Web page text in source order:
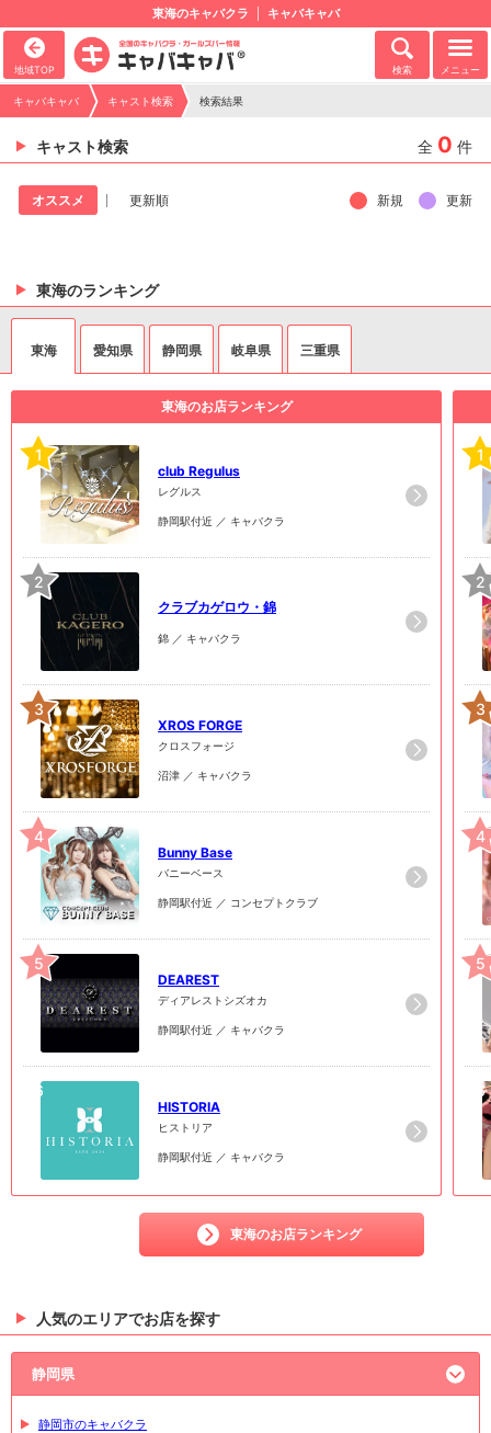
東海のキャバクラ キャバキャバ
地域TOP 検索 メニュー
キャバキャバ キャスト検索 検索結果
キャスト検索 全 0 件
オススメ 更新順 新規 更新
東海のランキング
東海 愛知県 静岡県 岐阜県 三重県
東海のお店ランキング
1
club Regulus
レグルス
静岡駅付近 ／ キャバクラ
2
クラブカゲロウ・錦
錦 ／ キャバクラ
3
XROS FORGE
クロスフォージ
沼津 ／ キャバクラ
4
Bunny Base
バニーベース
静岡駅付近 ／ コンセプトクラブ
5
DEAREST
ディアレストシズオカ
静岡駅付近 ／ キャバクラ
6
HISTORIA
ヒストリア
静岡駅付近 ／ キャバクラ
東海のお店ランキング
1
2
3
4
5
6
人気のエリアでお店を探す
静岡県
静岡市のキャバクラ